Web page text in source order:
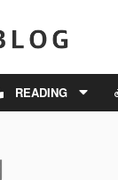
READING